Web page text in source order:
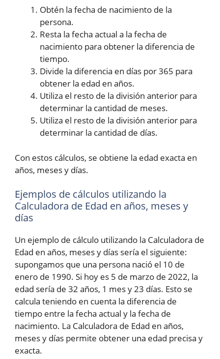
Obtén la fecha de nacimiento de la
persona.
Resta la fecha actual a la fecha de
nacimiento para obtener la diferencia de
tiempo.
Divide la diferencia en días por 365 para
obtener la edad en años.
Utiliza el resto de la división anterior para
determinar la cantidad de meses.
Utiliza el resto de la división anterior para
determinar la cantidad de días.
Con estos cálculos, se obtiene la edad exacta en
años, meses y días.
Ejemplos de cálculos utilizando la
Calculadora de Edad en años, meses y
días
Un ejemplo de cálculo utilizando la Calculadora de
Edad en años, meses y días sería el siguiente:
supongamos que una persona nació el 10 de
enero de 1990. Si hoy es 5 de marzo de 2022, la
edad sería de 32 años, 1 mes y 23 días. Esto se
calcula teniendo en cuenta la diferencia de
tiempo entre la fecha actual y la fecha de
nacimiento. La Calculadora de Edad en años,
meses y días permite obtener una edad precisa y
exacta.